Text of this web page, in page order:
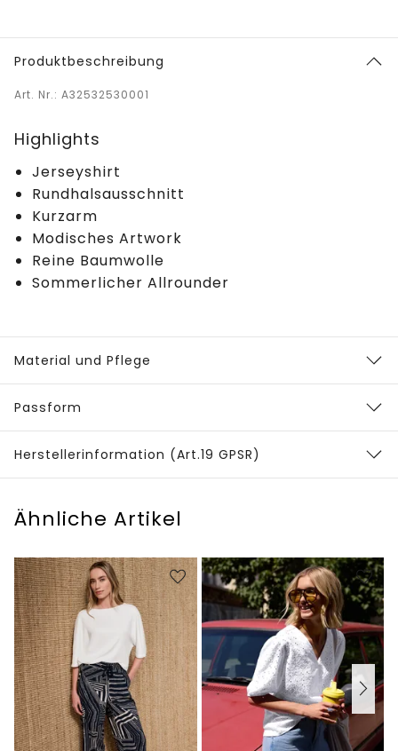
Produktbeschreibung
Art. Nr.: A32532530001
Highlights
Jerseyshirt
Rundhalsausschnitt
Kurzarm
Modisches Artwork
Reine Baumwolle
Sommerlicher Allrounder
Material und Pflege
Passform
Herstellerinformation (Art.19 GPSR)
Ähnliche Artikel